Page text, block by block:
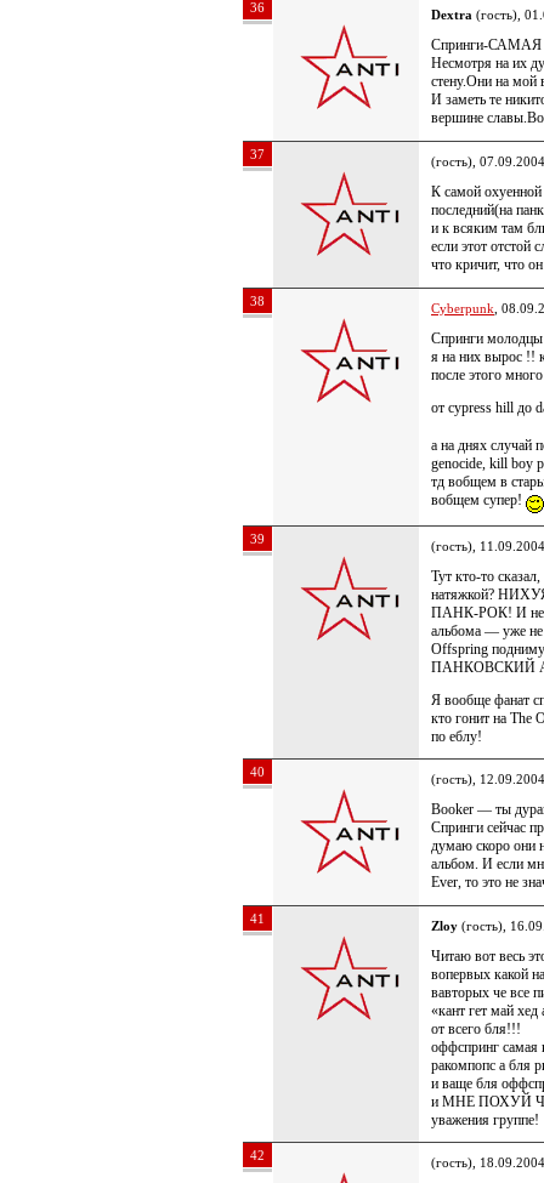
36 Dextra (гость),
Спринги-
Несмотря на их
стену.Они на мой
И заметь те
вершине
37 (гость),
К самой
последний(на
и к всяким там
если этот отстой
что кричит, что
38 Cyberpunk ,
Спринги молодцы
я на них вырос !!
после этого
от cypress hill до
а на днях случай
genocide, kill boy
тд вобщем в
вобщем супер!
39 (гость),
Тут кто-то
натяжкой?
ПАНК-РОК! И не
альбома — уже
Offspring
ПАНКОВСКИЙ
Я вообще фанат
кто гонит на
по еблу!
40 (гость),
Booker — ты
Спринги сейчас
думаю скоро они
альбом. И если
Ever, то это не
41 Zloy (гость),
Читаю вот весь
вопервых какой
вавторых че все
«кант гет май
от всего бля!!!
оффспринг самая
ракомпопс а бля
и ваще бля
и МНЕ ПОХУЙ
уважения группе!
42 (гость),